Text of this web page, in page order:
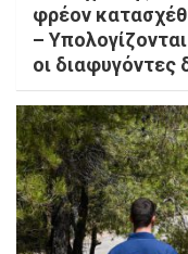
φρέον
–
οι διαφυγόντες